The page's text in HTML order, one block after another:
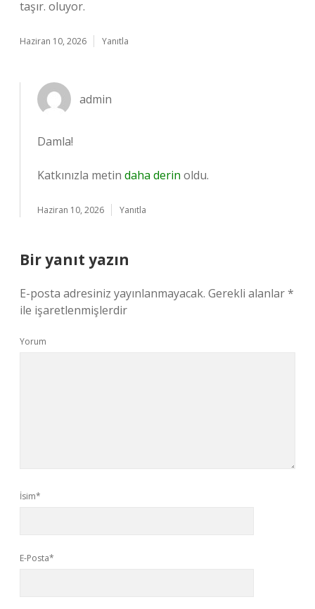
taşır. oluyor.
Haziran 10, 2026 Yanıtla
admin
Damla!
Katkınızla metin daha derin oldu.
Haziran 10, 2026 Yanıtla
Bir yanıt yazın
E-posta adresiniz yayınlanmayacak. Gerekli alanlar*
ile işaretlenmişlerdir
Yorum
İsim*
E-Posta*